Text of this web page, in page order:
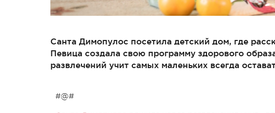
Санта Димопулос посетила детский дом, где
Певица создала свою программу здорового
развлечений учит самых маленьких всегда
#@#